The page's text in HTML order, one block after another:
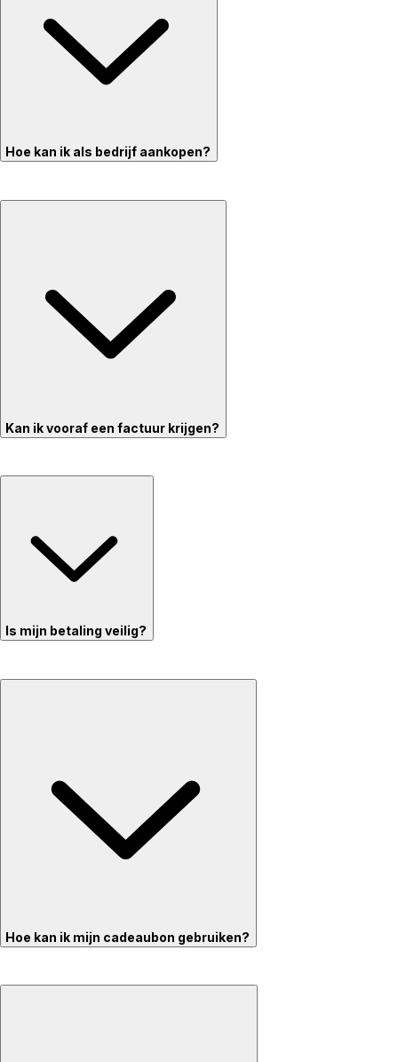
Hoe kan ik als bedrijf aankopen?
Kan ik vooraf een factuur krijgen?
Is mijn betaling veilig?
Hoe kan ik mijn cadeaubon gebruiken?